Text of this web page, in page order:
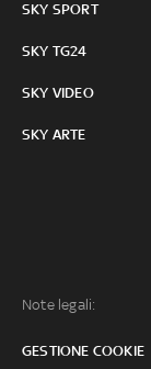
SKY SPORT
SKY TG24
SKY VIDEO
SKY ARTE
Note legali:
GESTIONE COOKIE